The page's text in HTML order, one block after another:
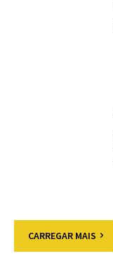
CARREGAR MAIS